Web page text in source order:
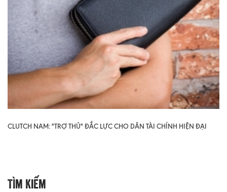
CLUTCH NAM: "TRỢ THỦ" ĐẮC LỰC CHO DÂN TÀI CHÍNH HIỆN ĐẠI
Tìm Kiếm